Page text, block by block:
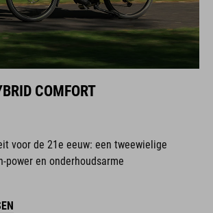
COMFORT
voor de 21e eeuw: een tweewielige
power en onderhoudsarme